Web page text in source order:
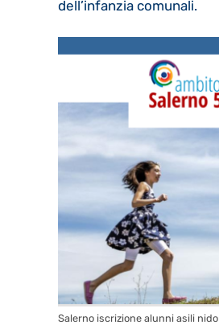
dell’infanzia comunali.
Salerno iscrizione alunni asili nido